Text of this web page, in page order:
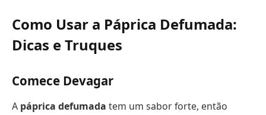
Como Usar a Páprica Defumada:
Dicas e Truques
Comece Devagar
A páprica defumada tem um sabor forte, então